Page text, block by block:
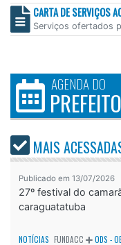
CARTA DE SERVIÇOS
Serviços ofertados
AGENDA DO
PREFEITO
MAIS
Publicado em 13/07/2026
27º festival do
caraguatatuba
NOTÍCIAS FUNDACC
ODS -